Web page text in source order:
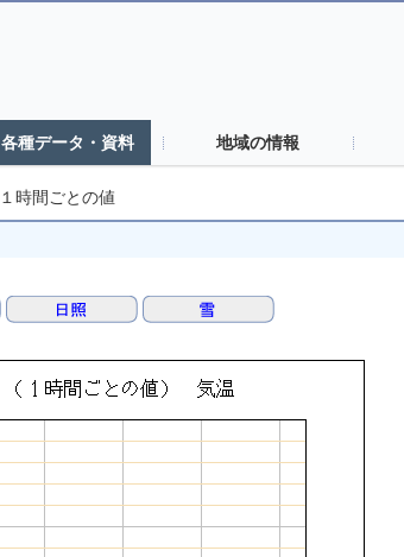
各種データ・資料 地域の情報
１時間ごとの値